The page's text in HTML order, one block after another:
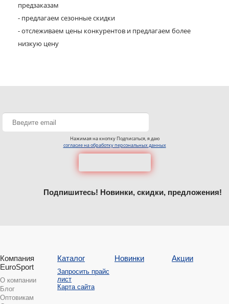
предзаказам
- предлагаем сезонные скидки
- отслеживаем цены конкурентов и предлагаем более
низкую цену
Нажимая на кнопку Подписаться, я даю
согласие на обработку персональных данных
Подпишитесь! Новинки, скидки, предложения!
Компания
EuroSport
О компании
Блог
Оптовикам
Каталог
Запросить прайс
лист
Карта сайта
Новинки Акции